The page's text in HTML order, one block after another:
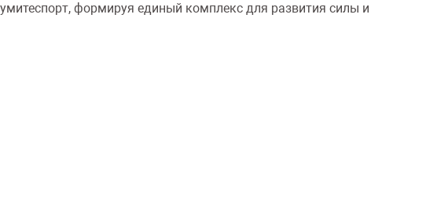
формируя единый комплекс для развития силы и